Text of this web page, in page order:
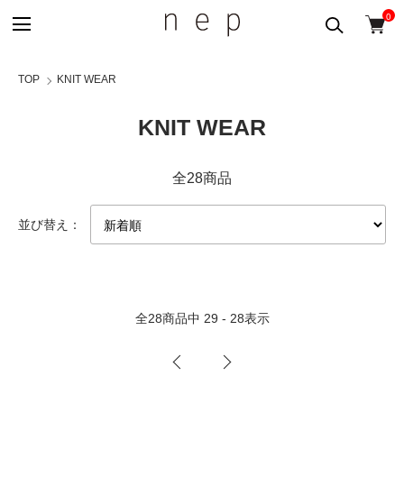
0
TOP KNIT WEAR
KNIT WEAR
全28商品
並び替え：
全28商品中 29 - 28表示